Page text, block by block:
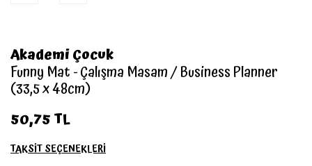
Akademi Çocuk
Funny Mat - Çalışma Masam / Business Planner
(33,5 x 48cm)
50,75 TL
TAKSİT SEÇENEKLERİ